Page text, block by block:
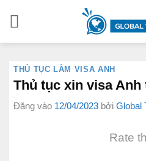
qua
nội
dung
THỦ TỤC LÀM VISA ANH
Thủ tục xin visa Anh
Đăng vào 12/04/2023 bởi Global
Rate